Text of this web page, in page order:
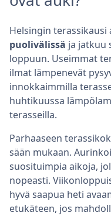
Helsingin terassikausi
puolivälissä ja jatkuu
loppuun. Useimmat
ilmat lämpenevät
innokkaimmilla
huhtikuussa
terasseilla.
Parhaaseen
sään mukaan.
suosituimpia aikoja,
nopeasti.
hyvä saapua heti
etukäteen, jos